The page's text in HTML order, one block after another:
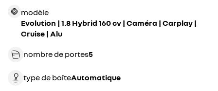
modèle
Evolution | 1.8 Hybrid 160 cv | Caméra | Carplay |
Cruise | Alu
nombre de portes5
type de boîte automatique